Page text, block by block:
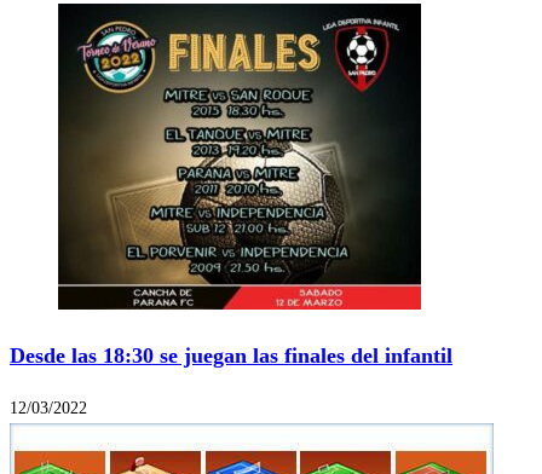
Desde las 18:30 se juegan las finales del infantil
12/03/2022